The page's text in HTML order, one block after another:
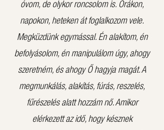
óvom, de olykor roncsolom is. Órákon,
napokon, heteken át foglalkozom vele.
Megküzdünk egymással. Én alakítom, én
befolyásolom, én manipulálom úgy, ahogy
szeretném, és ahogy Ő hagyja magát. A
megmunkálás, alakítás, fúrás, reszelés,
fűrészelés alatt hozzám nő. Amikor
elérkezett az idő, hogy késznek